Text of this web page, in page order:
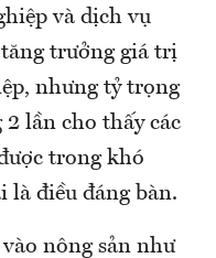
và dịch vụ
trưởng giá trị
nhưng tỷ trọng
lần cho thấy các
trong khó
là điều đáng bàn.
nông sản như